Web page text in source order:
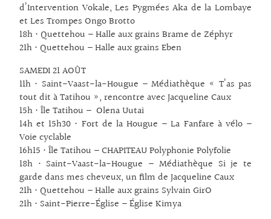
d’Intervention Vokale, Les Pygmées Aka de la Lombaye
et Les Trompes Ongo Brotto
18h • Quettehou – Halle aux grains Brame de Zéphyr
21h • Quettehou – Halle aux grains Eben
SAMEDI 21 AOÛT
11h • Saint-Vaast-la-Hougue – Médiathèque « T’as pas
tout dit à Tatihou », rencontre avec Jacqueline Caux
15h • Île Tatihou – Olena Uutai
14h et 15h30 • Fort de la Hougue – La Fanfare à vélo –
Voie cyclable
16h15 • Île Tatihou – CHAPITEAU Polyphonie Polyfolie
18h • Saint-Vaast-la-Hougue – Médiathèque Si je te
garde dans mes cheveux, un film de Jacqueline Caux
21h • Quettehou – Halle aux grains Sylvain GirO
21h • Saint-Pierre-Église – Église Kimya